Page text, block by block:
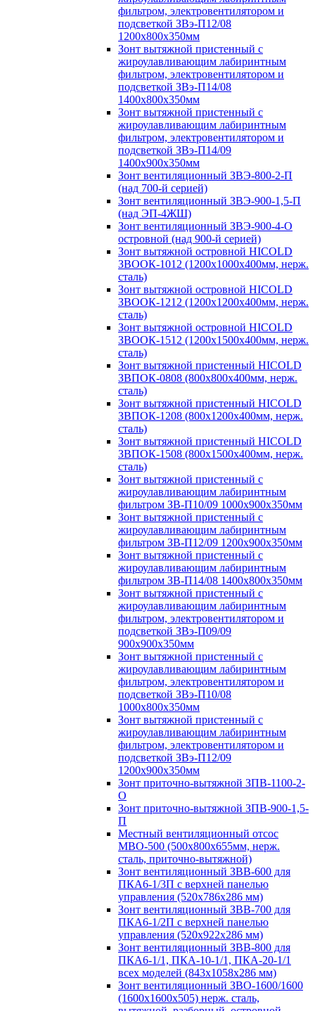
фильтром, электровентилятором и
подсветкой ЗВэ-П12/08
1200х800х350мм
Зонт вытяжной пристенный с
жироулавливающим лабиринтным
фильтром, электровентилятором и
подсветкой ЗВэ-П14/08
1400х800х350мм
Зонт вытяжной пристенный с
жироулавливающим лабиринтным
фильтром, электровентилятором и
подсветкой ЗВэ-П14/09
1400х900х350мм
Зонт вентиляционный ЗВЭ-800-2-П
(над 700-й серией)
Зонт вентиляционный ЗВЭ-900-1,5-П
(над ЭП-4ЖШ)
Зонт вентиляционный ЗВЭ-900-4-О
островной (над 900-й серией)
Зонт вытяжной островной HICOLD
ЗВООК-1012 (1200х1000х400мм, нерж.
сталь)
Зонт вытяжной островной HICOLD
ЗВООК-1212 (1200x1200x400мм, нерж.
сталь)
Зонт вытяжной островной HICOLD
ЗВООК-1512 (1200х1500х400мм, нерж.
сталь)
Зонт вытяжной пристенный HICOLD
ЗВПОК-0808 (800х800х400мм, нерж.
сталь)
Зонт вытяжной пристенный HICOLD
ЗВПОК-1208 (800х1200х400мм, нерж.
сталь)
Зонт вытяжной пристенный HICOLD
ЗВПОК-1508 (800х1500х400мм, нерж.
сталь)
Зонт вытяжной пристенный с
жироулавливающим лабиринтным
фильтром ЗВ-П10/09 1000х900х350мм
Зонт вытяжной пристенный с
жироулавливающим лабиринтным
фильтром ЗВ-П12/09 1200х900х350мм
Зонт вытяжной пристенный с
жироулавливающим лабиринтным
фильтром ЗВ-П14/08 1400х800х350мм
Зонт вытяжной пристенный с
жироулавливающим лабиринтным
фильтром, электровентилятором и
подсветкой ЗВэ-П09/09
900х900х350мм
Зонт вытяжной пристенный с
жироулавливающим лабиринтным
фильтром, электровентилятором и
подсветкой ЗВэ-П10/08
1000х800х350мм
Зонт вытяжной пристенный с
жироулавливающим лабиринтным
фильтром, электровентилятором и
подсветкой ЗВэ-П12/09
1200х900х350мм
Зонт приточно-вытяжной ЗПВ-1100-2-
О
Зонт приточно-вытяжной ЗПВ-900-1,5-
П
Местный вентиляционный отсос
МВО-500 (500х800х655мм, нерж.
сталь, приточно-вытяжной)
Зонт вентиляционный ЗВВ-600 для
ПКА6-1/3П с верхней панелью
управления (520х786х286 мм)
Зонт вентиляционный ЗВВ-700 для
ПКА6-1/2П с верхней панелью
управления (520х922х286 мм)
Зонт вентиляционный ЗВВ-800 для
ПКА6-1/1, ПКА-10-1/1, ПКА-20-1/1
всех моделей (843х1058х286 мм)
Зонт вентиляционный ЗВО-1600/1600
(1600х1600х505) нерж. сталь,